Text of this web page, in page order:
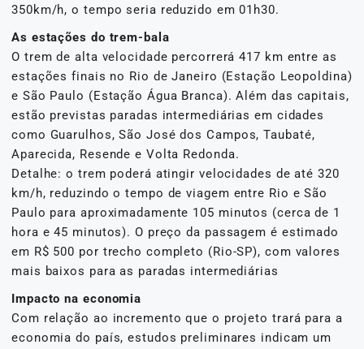
350km/h, o tempo seria reduzido em 01h30.
As estações do trem-bala
O trem de alta velocidade percorrerá 417 km entre as
estações finais no Rio de Janeiro (Estação Leopoldina)
e São Paulo (Estação Água Branca). Além das capitais,
estão previstas paradas intermediárias em cidades
como Guarulhos, São José dos Campos, Taubaté,
Aparecida, Resende e Volta Redonda.
Detalhe: o trem poderá atingir velocidades de até 320
km/h, reduzindo o tempo de viagem entre Rio e São
Paulo para aproximadamente 105 minutos (cerca de 1
hora e 45 minutos). O preço da passagem é estimado
em R$ 500 por trecho completo (Rio-SP), com valores
mais baixos para as paradas intermediárias
Impacto na economia
Com relação ao incremento que o projeto trará para a
economia do país, estudos preliminares indicam um